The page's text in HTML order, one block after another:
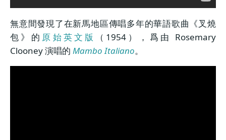
無意間發現了在新馬地區傳唱多年的華語歌曲《叉燒
包》的 原始英文版
（1954），爲由 Rosemary
Clooney 演唱的 Mambo Italiano。